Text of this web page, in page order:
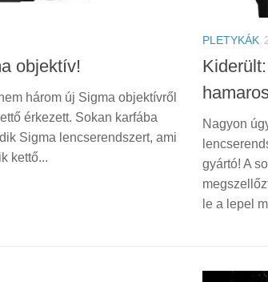
objektív!
három új Sigma objektívről
érkezett. Sokan karfába
Sigma lencserendszert, ami
kettő...
PLETYKÁK
Nagyon
gyártó! A
le a lepel